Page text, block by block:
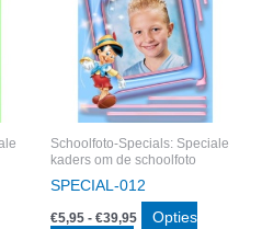
Schoolfoto-Specials: Speciale
kaders om de schoolfoto
SPECIAL-012
€5,95 - €39,95Prijsklasse:
Opties